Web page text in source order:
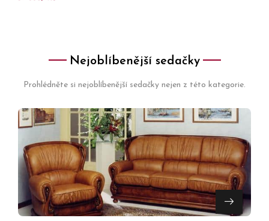
Nejoblíbenější sedačky
Prohlédněte si nejoblíbenější sedačky nejen z této kategorie.